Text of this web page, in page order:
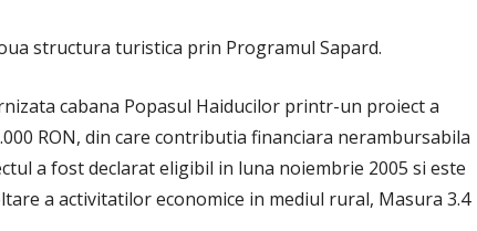
structura turistica prin Programul Sapard.
cabana Popasul Haiducilor printr-un proiect a
RON, din care contributia financiara nerambursabila
a fost declarat eligibil in luna noiembrie 2005 si este
a activitatilor economice in mediul rural, Masura 3.4